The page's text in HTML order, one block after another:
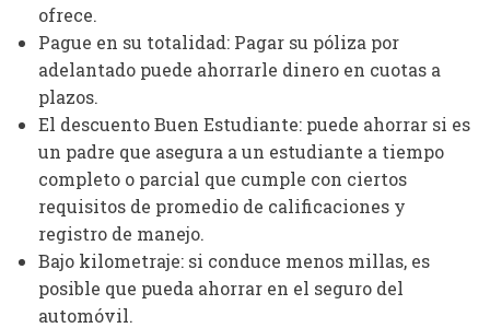
ofrece.
Pague en su totalidad: Pagar su póliza por
adelantado puede ahorrarle dinero en cuotas a
plazos.
El descuento Buen Estudiante: puede ahorrar si es
un padre que asegura a un estudiante a tiempo
completo o parcial que cumple con ciertos
requisitos de promedio de calificaciones y
registro de manejo.
Bajo kilometraje: si conduce menos millas, es
posible que pueda ahorrar en el seguro del
automóvil.